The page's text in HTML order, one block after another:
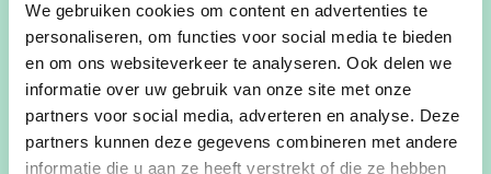
We gebruiken cookies om content en advertenties te
personaliseren, om functies voor social media te bieden
en om ons websiteverkeer te analyseren. Ook delen we
informatie over uw gebruik van onze site met onze
partners voor social media, adverteren en analyse. Deze
partners kunnen deze gegevens combineren met andere
informatie die u aan ze heeft verstrekt of die ze hebben
grote partij mini-appartementen.
Biboase
cd&v Brasschaat had nog maar net de Sportoase
gerealiseerd of de inspiratie sloeg alweer toe. Het